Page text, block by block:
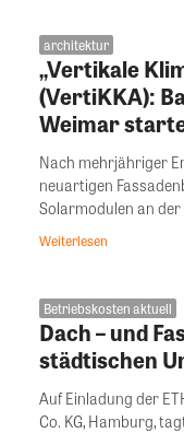
architektur
„Vertikale
(VertiKKA):
Weimar
Nach mehrjähriger
neuartigen
Solarmodulen an
Weiterlesen
Betriebskosten aktuell
Dach – und
städtischen
Auf Einladung der
Co. KG, Hamburg,